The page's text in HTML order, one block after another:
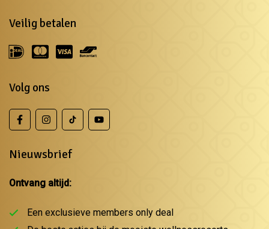
Veilig betalen
Volg ons
Nieuwsbrief
Ontvang altijd:
Een exclusieve members only deal